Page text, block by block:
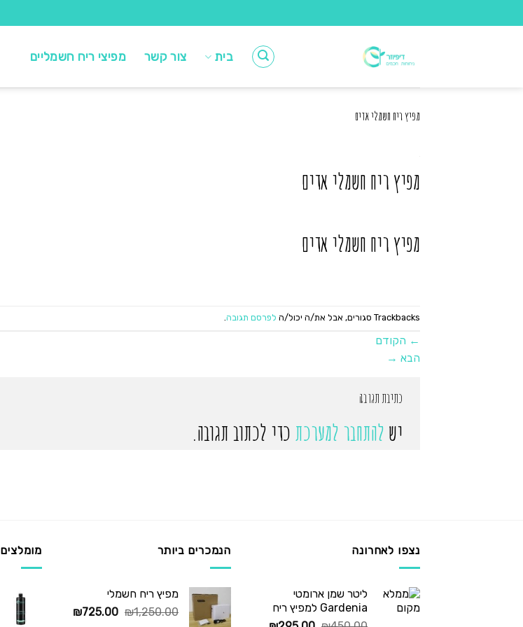
to
בית צור קשר מפיצי ריח חשמליים
מפיץ ריח חשמלי אדים
מפיץ ריח חשמלי אדים
מפיץ ריח חשמלי אדים
Trackbacks סגורים, אבל את/ה יכול/ה לפרסם תגובה.
← הקודם
הבא →
כתיבת תגובה
יש להתחבר למערכת כדי לכתוב תגובה.
נצפו לאחרונה
ליטר שמן ארומטי
Gardenia למפיץ ריח
הנמכרים ביותר
מפיץ ריח חשמלי
₪1,250.00
המחיר
₪725.00
המחיר
מומלצים